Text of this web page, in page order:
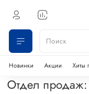
Новинки Акции Хиты
Отдел продаж: